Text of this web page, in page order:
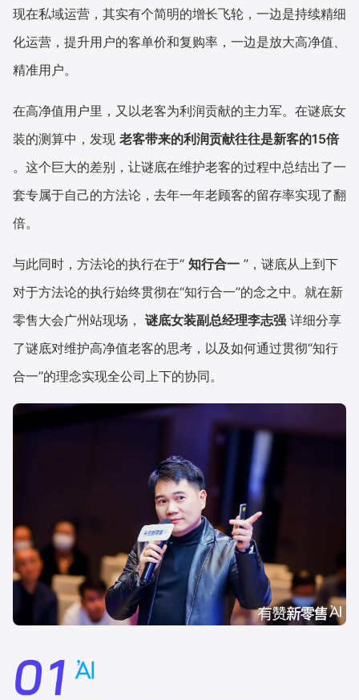
私域课程 新零售内参
增长俱乐部
社群交流
合作共进
入驻有赞 认证代理商
有赞云 数据通服务
现在私域运营，其实有个简明的增长飞轮，一边是持续精细
化运营，提升用户的客单价和复购率，一边是放大高净值、
精准用户。
在高净值用户里，又以老客为利润贡献的主力军。在谜底女
装的测算中，发现 老客带来的利润贡献往往是新客的15倍
。这个巨大的差别，让谜底在维护老客的过程中总结出了一
套专属于自己的方法论，去年一年老顾客的留存率实现了翻
倍。
与此同时，方法论的执行在于“ 知行合一 ”，谜底从上到下
对于方法论的执行始终贯彻在“知行合一”的念之中。就在新
零售大会广州站现场， 谜底女装副总经理李志强 详细分享
了谜底对维护高净值老客的思考，以及如何通过贯彻“知行
合一”的理念实现全公司上下的协同。